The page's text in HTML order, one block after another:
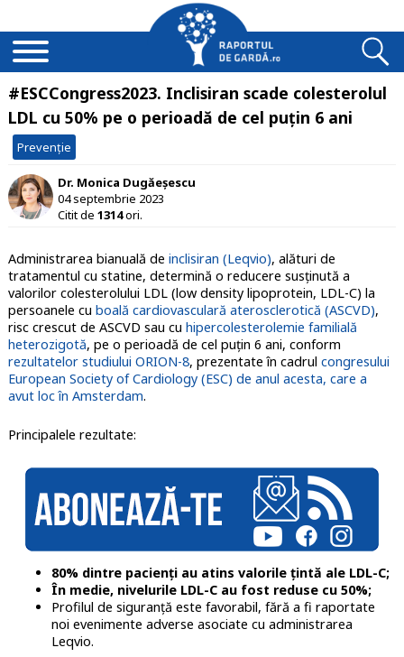
#ESCCongress2023. Inclisiran scade colesterolul
LDL cu 50% pe o perioadă de cel puțin 6 ani
Prevenție
Dr. Monica Dugăeșescu
04 septembrie 2023
Citit de 1314ori.
Administrarea bianuală de inclisiran (Leqvio), alături de
tratamentul cu statine, determină o reducere susținută a
valorilor colesterolului LDL (low density lipoprotein, LDL-C) la
persoanele cu boală cardiovasculară aterosclerotică (ASCVD),
risc crescut de ASCVD sau cu hipercolesterolemie familială
heterozigotă, pe o perioadă de cel puțin 6 ani, conform
rezultatelor studiului ORION-8, prezentate în cadrul congresului
European Society of Cardiology (ESC) de anul acesta, care a
avut loc în Amsterdam.
Principalele rezultate:
80% dintre pacienți au atins valorile țintă ale LDL-C;
În medie, nivelurile LDL-C au fost reduse cu 50%;
Profilul de siguranță este favorabil, fără a fi raportate
noi evenimente adverse asociate cu administrarea
Leqvio.